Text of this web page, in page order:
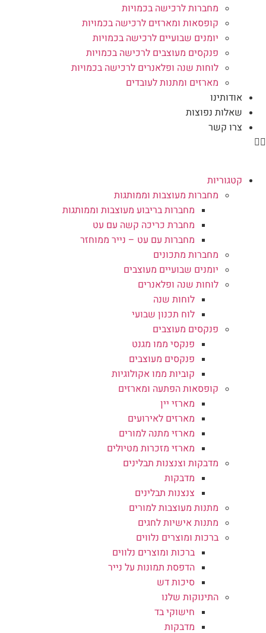
מחברות לרכישה בכמויות
קופסאות ומארזים לרכישה בכמויות
יומנים שבועיים לרכישה בכמויות
פנקסים מעוצבים לרכישה בכמויות
לוחות שנה ופלאנרים לרכישה בכמויות
מארזים ומתנות לעובדים
אודותינו
שאלות נפוצות
צרו קשר
קטגוריות
מחברות מעוצבות וממותגות
מחברות בריבוע מעוצבות וממותגות
מחברת כריכה קשה עם עט
מחברות עם עט – נייר ממוחזר
מחברות מתכונים
יומנים שבועיים מעוצבים
לוחות שנה ופלאנרים
לוחות שנה
לוח תכנון שבועי
פנקסים מעוצבים
פנקסי ממו מגנט
פנקסים מעוצבים
קוביות ממו אקולוגיות
קופסאות הפתעה ומארזים
מארזי יין
מארזים לאירועים
מארזי מתנה למורים
מארזי מזכרות מטיולים
מדבקות וצנצנות תבלינים
מדבקות
צנצנות תבלינים
מתנות מעוצבות למורים
מתנות אישיות לחגים
ברכות ומוצרים נלווים
ברכות ומוצרים נלווים
הדפסת תמונות על נייר
סיכות דש
התינוקות שלנו
חישוקי בד
מדבקות